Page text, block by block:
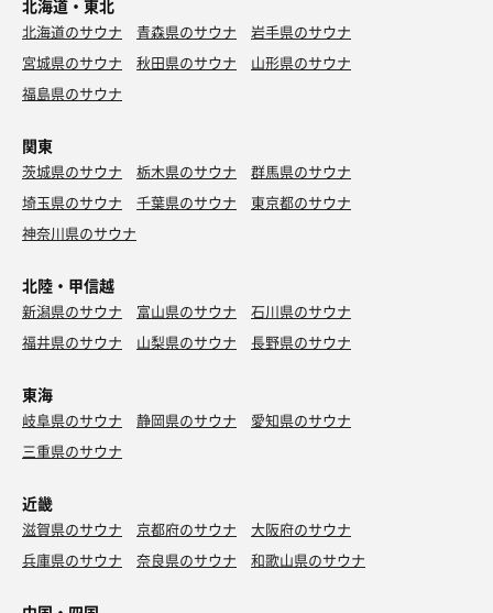
北海道・東北
北海道のサウナ 青森県のサウナ
岩手県のサウナ
宮城県のサウナ
秋田県のサウナ
山形県のサウナ
福島県のサウナ
関東
茨城県のサウナ 栃木県のサウナ
群馬県のサウナ
埼玉県のサウナ
千葉県のサウナ
東京都のサウナ
神奈川県のサウナ
北陸・甲信越
新潟県のサウナ 富山県のサウナ
石川県のサウナ
福井県のサウナ
山梨県のサウナ 長野県のサウナ
東海
岐阜県のサウナ 静岡県のサウナ
愛知県のサウナ
三重県のサウナ
近畿
滋賀県のサウナ 京都府のサウナ
大阪府のサウナ
兵庫県のサウナ
奈良県のサウナ 和歌山県のサウナ